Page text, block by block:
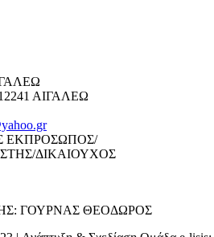
ΑΙΓΑΛΕΩ
ΕΚΠΡΟΣΩΠΟΣ/
ΔΙΚΑΙΟΥΧΟΣ
ΓΟΥΡΝΑΣ ΘΕΟΔΩΡΟΣ